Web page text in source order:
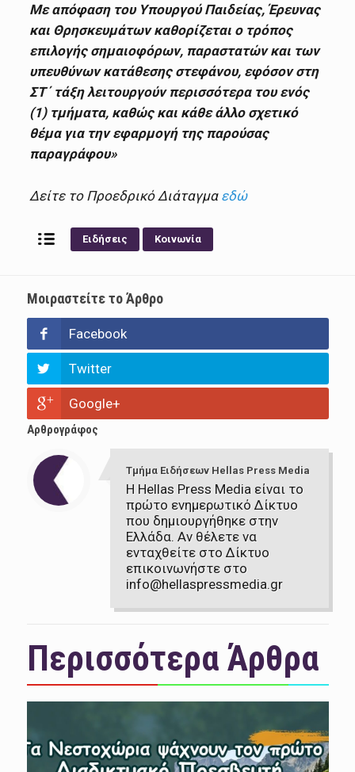
Με απόφαση του Υπουργού Παιδείας, Έρευνας
και Θρησκευμάτων καθορίζεται ο τρόπος
επιλογής σημαιοφόρων, παραστατών και των
υπευθύνων κατάθεσης στεφάνου, εφόσον στη
ΣΤ΄ τάξη λειτουργούν περισσότερα του ενός
(1) τμήματα, καθώς και κάθε άλλο σχετικό
θέμα για την εφαρμογή της παρούσας
παραγράφου»
Δείτε το Προεδρικό Διάταγμα εδώ
Ειδήσεις Κοινωνία
Μοιραστείτε το Άρθρο
Facebook
Twitter
Google+
Αρθρογράφος
Τμήμα Ειδήσεων Hellas Press Media
Η Hellas Press Media είναι το
πρώτο ενημερωτικό Δίκτυο
που δημιουργήθηκε στην
Ελλάδα. Αν θέλετε να
ενταχθείτε στο Δίκτυο
επικοινωνήστε στο
info@hellaspressmedia.gr
Περισσότερα Άρθρα